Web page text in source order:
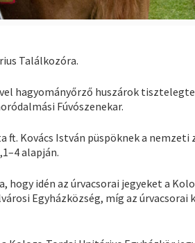
Találkozóra.
hagyományőrző huszárok
Fúvószenekar.
ft. Kovács István püspöknek a nemzeti
alapján.
hogy idén az úrvacsorai jegyeket a
Egyházközség, míg az úrvacsorai